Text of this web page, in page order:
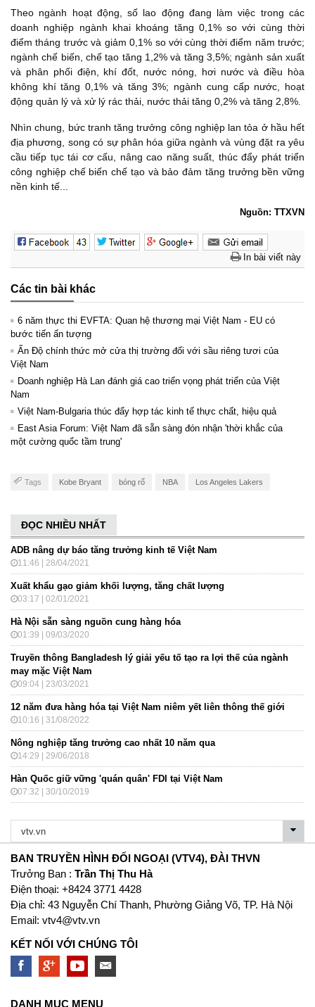
Theo ngành hoạt động, số lao động đang làm việc trong các
doanh nghiệp ngành khai khoáng tăng 0,1% so với cùng thời
điểm tháng trước và giảm 0,1% so với cùng thời điểm năm trước;
ngành chế biến, chế tạo tăng 1,2% và tăng 3,5%; ngành sản xuất
và phân phối điện, khí đốt, nước nóng, hơi nước và điều hòa
không khí tăng 0,1% và tăng 3%; ngành cung cấp nước, hoạt
động quản lý và xử lý rác thải, nước thải tăng 0,2% và tăng 2,8%.
Nhìn chung, bức tranh tăng trưởng công nghiệp lan tỏa ở hầu hết
địa phương, song có sự phân hóa giữa ngành và vùng đặt ra yêu
cầu tiếp tục tái cơ cấu, nâng cao năng suất, thúc đẩy phát triển
công nghiệp chế biến chế tạo và bảo đảm tăng trưởng bền vững
nền kinh tế...
Nguồn: TTXVN
In bài viết này
Các tin bài khác
6 năm thực thi EVFTA: Quan hệ thương mại Việt Nam - EU có
bước tiến ấn tượng
Ấn Độ chính thức mở cửa thị trường đối với sầu riêng tươi của
Việt Nam
Doanh nghiệp Hà Lan đánh giá cao triển vọng phát triển của Việt
Nam
Việt Nam-Bulgaria thúc đẩy hợp tác kinh tế thực chất, hiệu quả
East Asia Forum: Việt Nam đã sẵn sàng đón nhận 'thời khắc của
một cường quốc tầm trung'
Tags Kobe Bryant bóng rổ NBA Los Angeles Lakers
ĐỌC NHIỀU NHẤT
ADB nâng dự báo tăng trưởng kinh tế Việt Nam
11:46 | 28/04/2021
Xuất khẩu gạo giảm khối lượng, tăng chất lượng
03:17 | 02/01/2021
Hà Nội sẵn sàng nguồn cung hàng hóa
01:39 | 09/03/2020
Truyền thông Bangladesh lý giải yếu tố tạo ra lợi thế của ngành
may mặc Việt Nam
09:04 | 23/03/2021
12 năm đưa hàng hóa tại Việt Nam niêm yết liên thông thế giới
10:16 | 31/08/2022
Nông nghiệp tăng trưởng cao nhất 10 năm qua
14:29 | 29/06/2018
Hàn Quốc giữ vững 'quán quân' FDI tại Việt Nam
07:32 | 30/10/2019
BAN TRUYỀN HÌNH ĐỐI NGOẠI (VTV4), ĐÀI THVN
Trưởng Ban : Trần Thị Thu Hà
Ðiện thoại: +8424 3771 4428
Địa chỉ: 43 Nguyễn Chí Thanh, Phường Giảng Võ, TP. Hà Nội
Email: vtv4@vtv.vn
KẾT NỐI VỚI CHÚNG TÔI
DANH MỤC MENU